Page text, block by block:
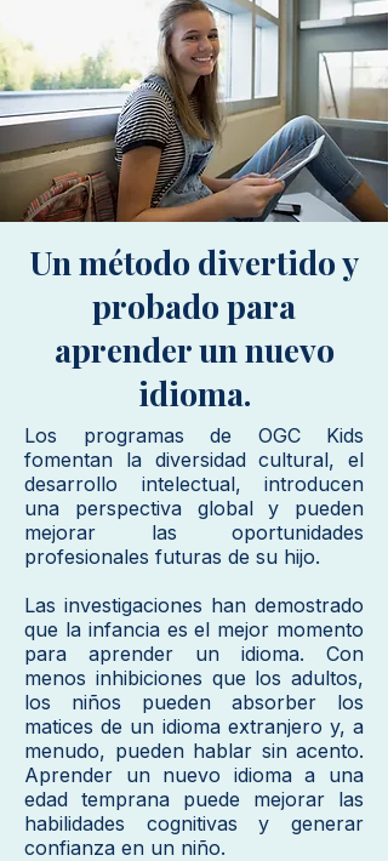
Un método divertido y
probado para
aprender un nuevo
idioma.
Los programas de OGC Kids
fomentan la diversidad cultural, el
desarrollo intelectual, introducen
una perspectiva global y pueden
mejorar las oportunidades
profesionales futuras de su hijo.
Las investigaciones han demostrado
que la infancia es el mejor momento
para aprender un idioma. Con
menos inhibiciones que los adultos,
los niños pueden absorber los
matices de un idioma extranjero y, a
menudo, pueden hablar sin acento.
Aprender un nuevo idioma a una
edad temprana puede mejorar las
habilidades cognitivas y generar
confianza en un niño.